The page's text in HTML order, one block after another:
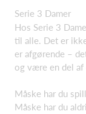
Serie 3 Damer
Hos Serie 3
til alle. Det er
er afgørende –
og være en del
Måske har du
Måske har du